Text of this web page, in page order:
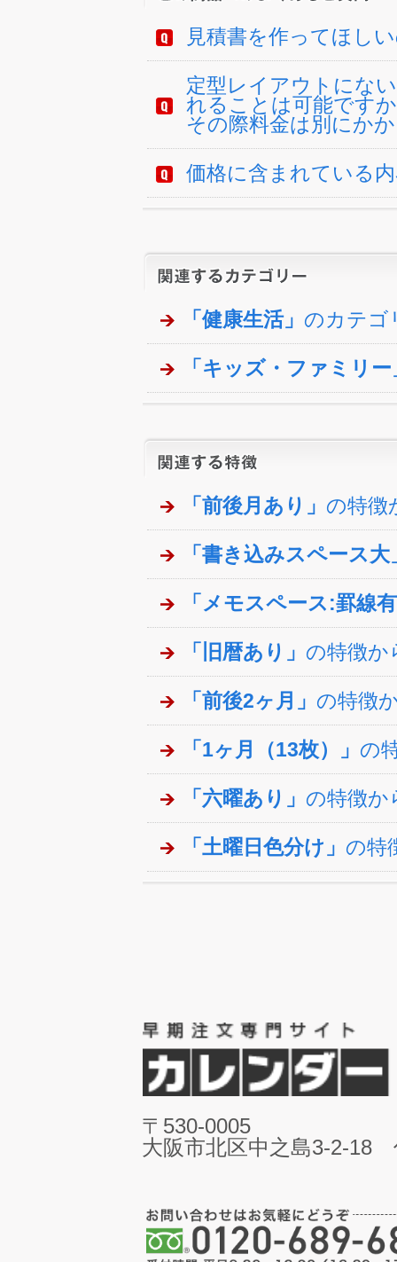
見積書を作ってほし
定型レイアウトにな
れることは可能です
その際料金は別にか
価格に含まれている
「健康生活」 のカテゴ
「キッズ・ファミリー
「前後月あり」 の特徴
「書き込みスペース大
「メモスペース:罫線
「旧暦あり」 の特徴か
「前後2ヶ月」 の特徴
「1ヶ月（13枚）」 の
「六曜あり」 の特徴か
「土曜日色分け」 の特
〒530-0005
大阪市北区中之島3-2-18